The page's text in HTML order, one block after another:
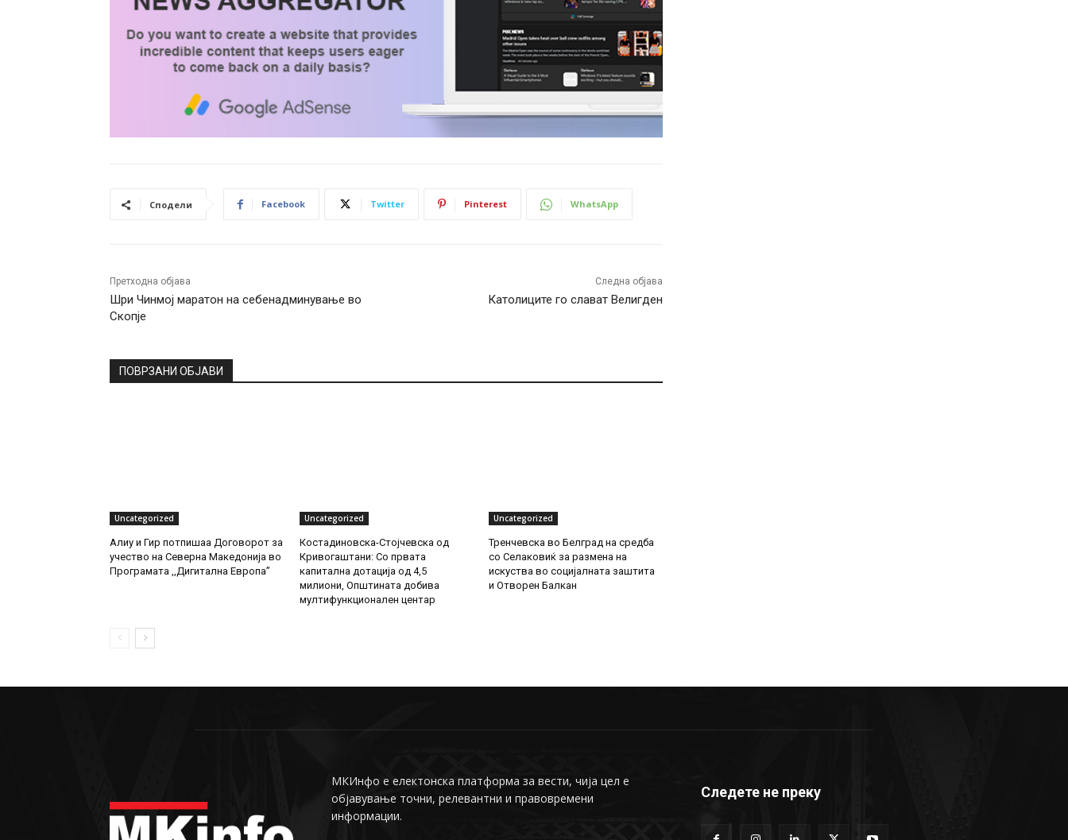
Сподели Facebook Twitter Pinterest WhatsApp
Претходна објава
Шри Чинмој маратон на себенадминување во
Скопје
Следна објава
Католиците го слават Велигден
ПОВРЗАНИ ОБЈАВИ
Uncategorized
Алиу и Гир потпишаа Договорот за
учество на Северна Македонија во
Програмата ,,Дигитална Европа”
Uncategorized
Костадиновска-Стојчевска од
Кривогаштани: Со првата
капитална дотација од 4,5
милиони, Општината добива
мултифункционален центар
Uncategorized
Тренчевска во Белград на средба
со Селаковиќ за размена на
искуства во социјалната заштита
и Отворен Балкан
МКИнфо е електонска платформа за вести, чија цел е
објавување точни, релевантни и правовремени
информации.
Следете не преку